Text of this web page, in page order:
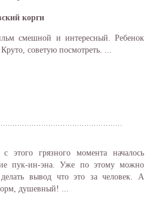
корги
смешной и интересный. Ребенок
Круто, советую посмотреть. ...
этого грязного момента началось
пук-ин-эна. Уже по этому можно
вывод что это за человек. А
душевный! ...